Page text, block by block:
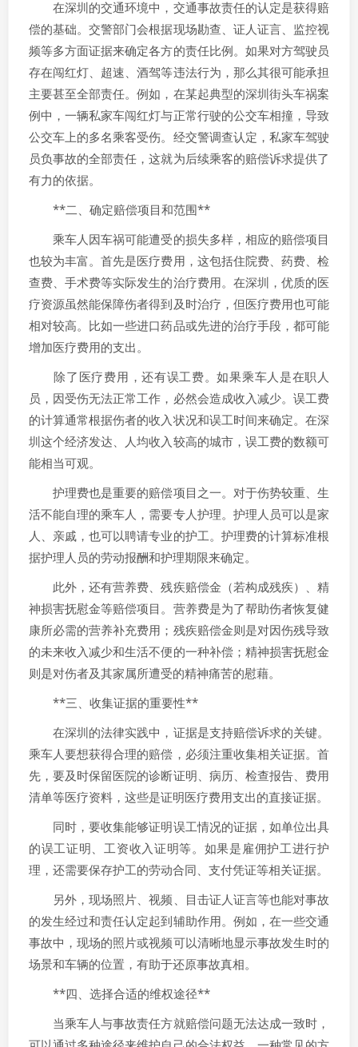
在深圳的交通环境中，交通事故责任的认定是获得赔
偿的基础。交警部门会根据现场勘查、证人证言、监控视
频等多方面证据来确定各方的责任比例。如果对方驾驶员
存在闯红灯、超速、酒驾等违法行为，那么其很可能承担
主要甚至全部责任。例如，在某起典型的深圳街头车祸案
例中，一辆私家车闯红灯与正常行驶的公交车相撞，导致
公交车上的多名乘客受伤。经交警调查认定，私家车驾驶
员负事故的全部责任，这就为后续乘客的赔偿诉求提供了
有力的依据。
**二、确定赔偿项目和范围**
乘车人因车祸可能遭受的损失多样，相应的赔偿项目
也较为丰富。首先是医疗费用，这包括住院费、药费、检
查费、手术费等实际发生的治疗费用。在深圳，优质的医
疗资源虽然能保障伤者得到及时治疗，但医疗费用也可能
相对较高。比如一些进口药品或先进的治疗手段，都可能
增加医疗费用的支出。
除了医疗费用，还有误工费。如果乘车人是在职人
员，因受伤无法正常工作，必然会造成收入减少。误工费
的计算通常根据伤者的收入状况和误工时间来确定。在深
圳这个经济发达、人均收入较高的城市，误工费的数额可
能相当可观。
护理费也是重要的赔偿项目之一。对于伤势较重、生
活不能自理的乘车人，需要专人护理。护理人员可以是家
人、亲戚，也可以聘请专业的护工。护理费的计算标准根
据护理人员的劳动报酬和护理期限来确定。
此外，还有营养费、残疾赔偿金（若构成残疾）、精
神损害抚慰金等赔偿项目。营养费是为了帮助伤者恢复健
康所必需的营养补充费用；残疾赔偿金则是对因伤残导致
的未来收入减少和生活不便的一种补偿；精神损害抚慰金
则是对伤者及其家属所遭受的精神痛苦的慰藉。
**三、收集证据的重要性**
在深圳的法律实践中，证据是支持赔偿诉求的关键。
乘车人要想获得合理的赔偿，必须注重收集相关证据。首
先，要及时保留医院的诊断证明、病历、检查报告、费用
清单等医疗资料，这些是证明医疗费用支出的直接证据。
同时，要收集能够证明误工情况的证据，如单位出具
的误工证明、工资收入证明等。如果是雇佣护工进行护
理，还需要保存护工的劳动合同、支付凭证等相关证据。
另外，现场照片、视频、目击证人证言等也能对事故
的发生经过和责任认定起到辅助作用。例如，在一些交通
事故中，现场的照片或视频可以清晰地显示事故发生时的
场景和车辆的位置，有助于还原事故真相。
**四、选择合适的维权途径**
当乘车人与事故责任方就赔偿问题无法达成一致时，